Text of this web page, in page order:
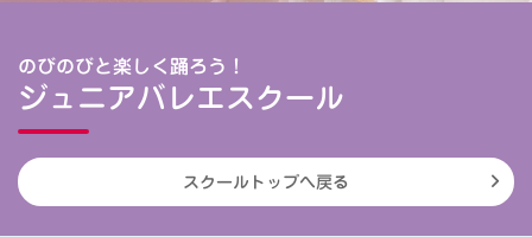
のびのびと楽しく踊ろう！
ジュニアバレエスクール
スクールトップへ戻る